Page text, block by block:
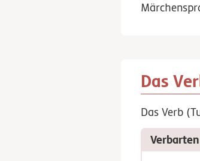
Das
Das Verb
Verbarten